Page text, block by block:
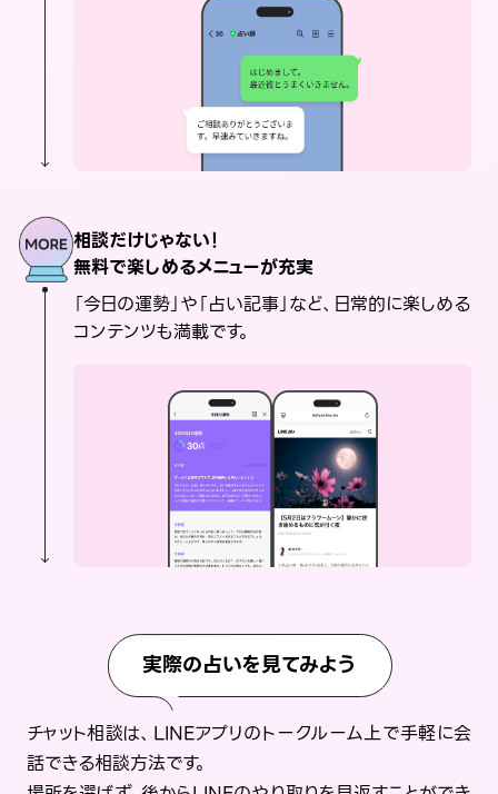
相談だけじゃない！
無料で楽しめるメニューが充実
「今日の運勢」や「占い記事」など、日常的に楽しめる
コンテンツも満載です。
実際の占いを見てみよう
チャット相談は、LINEアプリのトークルーム上で手軽に会
話できる相談方法です。